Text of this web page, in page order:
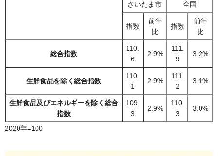
さいたま市 全国
指数
前年
比
指数
前年
比
総合指数
110.
6
2.9%
111.
9
3.2%
生鮮食品を除く総合指数
110.
1
2.9%
111.
2
3.1%
生鮮食品及びエネルギーを除く総合
指数
109.
3
2.9%
110.
3
3.0%
2020年=100